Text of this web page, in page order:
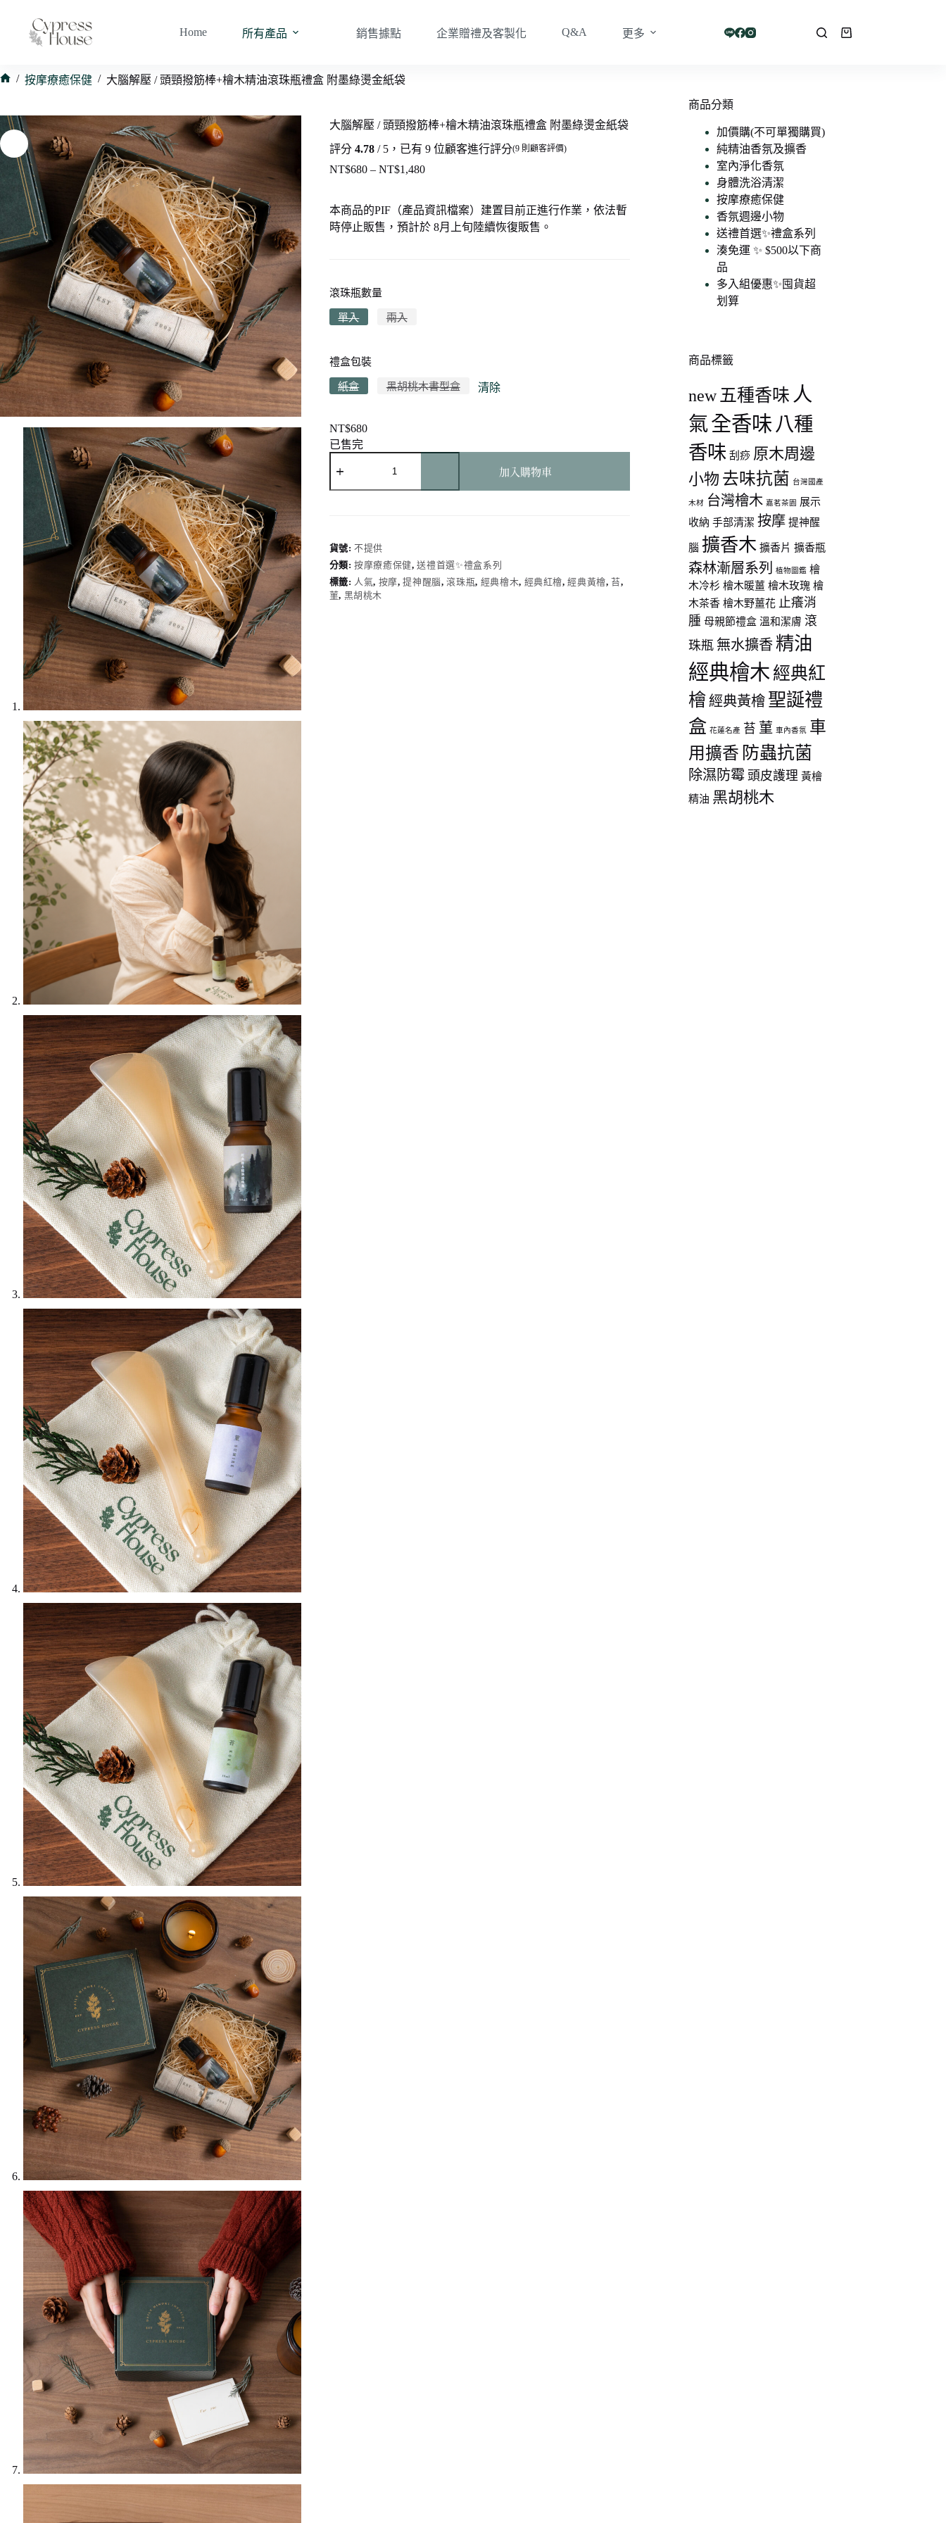
內
Home 所有產品 銷售據點 企業贈禮及客製化 Q&A 更多
購
/ 按摩療癒保健 / 大腦解壓 / 頭頸撥筋棒+檜木精油滾珠瓶禮盒 附墨綠燙金紙袋
大腦解壓 / 頭頸撥筋棒+檜木精油滾珠瓶禮盒 附墨綠燙金紙袋
評分 4.78/ 5，已有 9位顧客進行評分(9則顧客評價)
NT$680 – NT$1,480價
範
圍：
NT$680
本商品的PIF（產品資訊檔案）建置目前正進行作業，依法暫
時停止販售，預計於 8月上旬陸續恢復販售。
滾珠瓶數量
單入 兩入
禮盒包裝
紙盒 黑胡桃木書型盒 清除
NT$680
已售完
腦
解
頸
撥
筋
棒
加入購物車
貨號:不提供
分類:按摩療癒保健,送禮首選✨禮盒系列
標籤: 人氣, 按摩,提神醒腦,滾珠瓶, 經典檜木, 經典紅檜,經典黃檜,苔,
菫, 黑胡桃木
商品分類
加價購(不可單獨購買)
純精油香氛及擴香
室內淨化香氛
身體洗浴清潔
按摩療癒保健
香氛週邊小物
送禮首選✨禮盒系列
湊免運 ✨ $500以下商
品
多入組優惠✨囤貨超
划算
商品標籤
new 五種香味 人
氣全香味 八種
香味 刮痧 原木周邊
小物 去味抗菌 台灣國產
木材 台灣檜木 嘉茗茶園
展示
收納 手部清潔 按摩 提神醒
腦 擴香木 擴香片 擴香瓶
森林漸層系列 植物圖鑑 檜
木冷杉 檜木暖薑 檜木玫瑰 檜
木茶香 檜木野薑花 止癢消
腫 母親節禮盒 溫和潔膚 滾
珠瓶 無水擴香 精油
經典檜木 經典紅
檜 經典黃檜 聖誕禮
盒 花蓮名產 苔 菫 車內香氛 車
用擴香 防蟲抗菌
除濕防霉 頭皮護理 黃檜
精油 黑胡桃木